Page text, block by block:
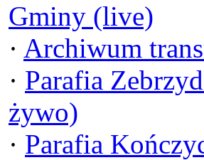
Gminy (live)
· Archiwum
· Parafia
żywo)
· Parafia